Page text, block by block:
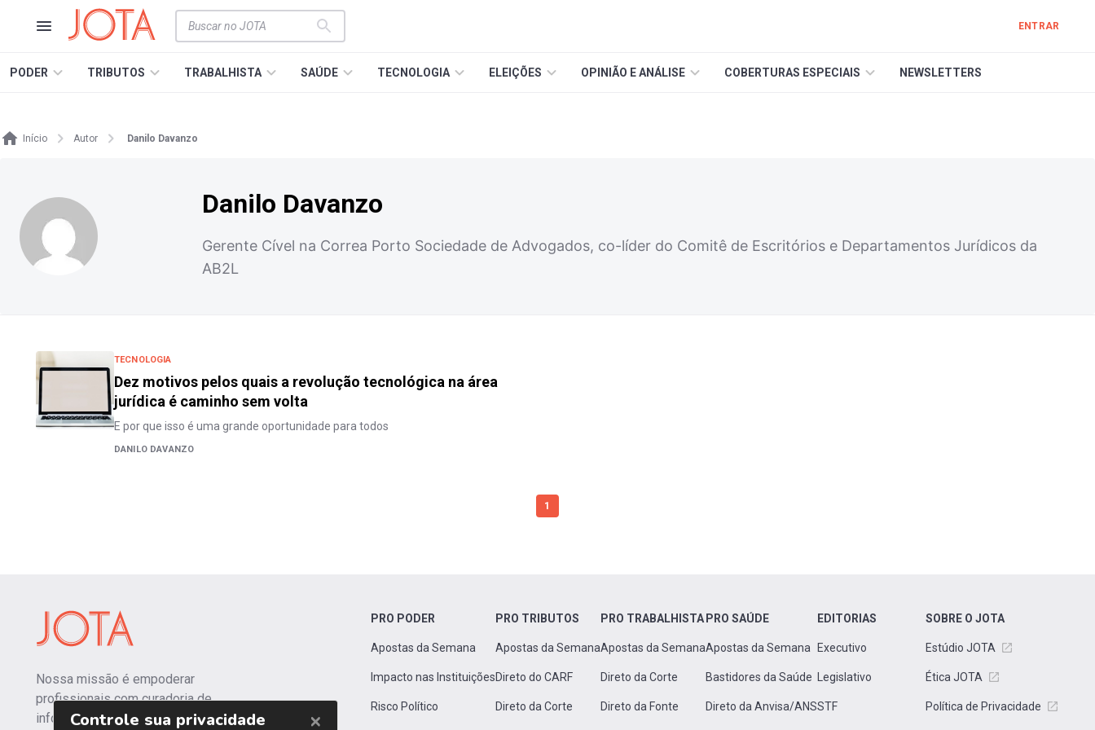
ENTRAR
PODER TRIBUTOS TRABALHISTA SAÚDE TECNOLOGIA ELEIÇÕES OPINIÃO E ANÁLISE COBERTURAS ESPECIAIS NEWSLETTERS
Início Autor Danilo Davanzo
Danilo Davanzo
Gerente Cível na Correa Porto Sociedade de Advogados, co-líder do Comitê de Escritórios e Departamentos Jurídicos da
AB2L
TECNOLOGIA
Dez motivos pelos quais a revolução tecnológica na área
jurídica é caminho sem volta
E por que isso é uma grande oportunidade para todos
DANILO DAVANZO
1
Nossa missão é empoderar
profissionais com curadoria de
informações independentes e
PRO PODER
Apostas da Semana
Impacto nas Instituições
Risco Político
PRO TRIBUTOS
Apostas da Semana
Direto do CARF
Direto da Corte
PRO TRABALHISTA
Apostas da Semana
Direto da Corte
Direto da Fonte
PRO SAÚDE
Apostas da Semana
Bastidores da Saúde
Direto da Anvisa/ANS
EDITORIAS
Executivo
Legislativo
STF
SOBRE O JOTA
Estúdio JOTA
Ética JOTA
Política de Privacidade